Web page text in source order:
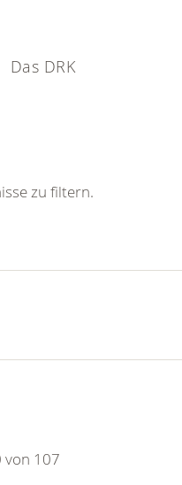
Das DRK
zu filtern.
von 107